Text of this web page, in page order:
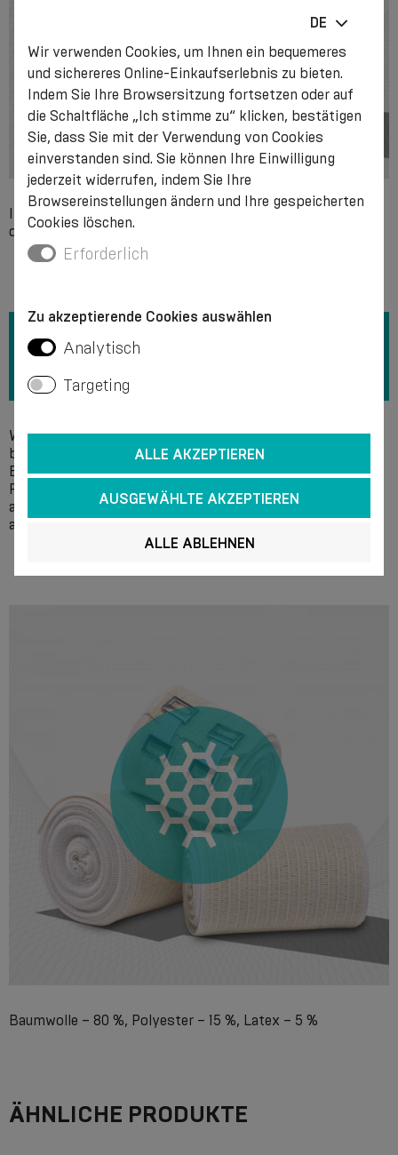
Individuelle Unverträglichkeit mit einem der Bestandteile
des Produkts.
Wir empfehlen die Wäsche von Hand in einer Seifenlösung
bei einer Temperatur von + 40 °C ohne Verwendung von
Bleichmitteln. Verwenden Sie keine chemischen Mittel zur
Reinigung. Es wird empfohlen, das Wasser vorsichtig
auszudrücken, ohne es auszuwringen, und das Produkt
ausgebreitet zu trocknen. Nicht bügeln.
Baumwolle – 80 %, Polyester – 15 %, Latex – 5 %
ÄHNLICHE PRODUKTE
DE
Wir verwenden Cookies, um Ihnen ein bequemeres
und sichereres Online-Einkaufserlebnis zu bieten.
Indem Sie Ihre Browsersitzung fortsetzen oder auf
die Schaltfläche „Ich stimme zu“ klicken, bestätigen
Sie, dass Sie mit der Verwendung von Cookies
einverstanden sind. Sie können Ihre Einwilligung
jederzeit widerrufen, indem Sie Ihre
Browsereinstellungen ändern und Ihre gespeicherten
Cookies löschen.
Erforderlich
Zu akzeptierende Cookies auswählen
Analytisch
Targeting
ALLE AKZEPTIEREN
AUSGEWÄHLTE AKZEPTIEREN
ALLE ABLEHNEN